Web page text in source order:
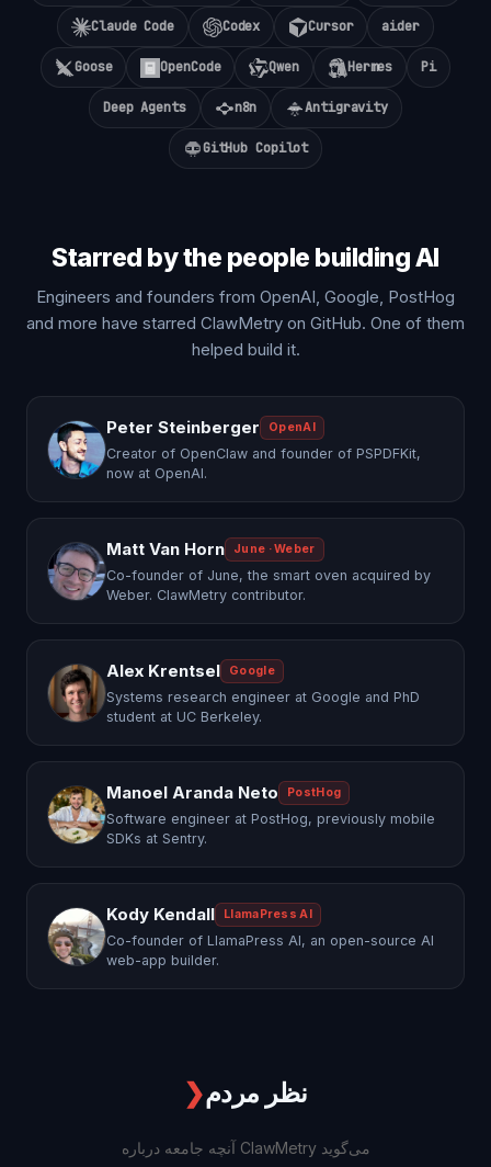
Claude Code Codex Cursor aider
Goose OpenCode Qwen Hermes Pi
Deep Agents n8n Antigravity
GitHub Copilot
Starred by the people building AI
Engineers and founders from OpenAI, Google, PostHog
and more have starred ClawMetry on GitHub. One of them
helped build it.
Peter Steinberger OpenAI
Creator of OpenClaw and founder of PSPDFKit,
now at OpenAI.
Matt Van Horn June · Weber
Co-founder of June, the smart oven acquired by
Weber. ClawMetry contributor.
Alex Krentsel Google
Systems research engineer at Google and PhD
student at UC Berkeley.
Manoel Aranda Neto PostHog
Software engineer at PostHog, previously mobile
SDKs at Sentry.
Kody Kendall LlamaPress AI
Co-founder of LlamaPress AI, an open-source AI
web-app builder.
❯نظر مردم
آنچه جامعه درباره ClawMetry می‌گوید